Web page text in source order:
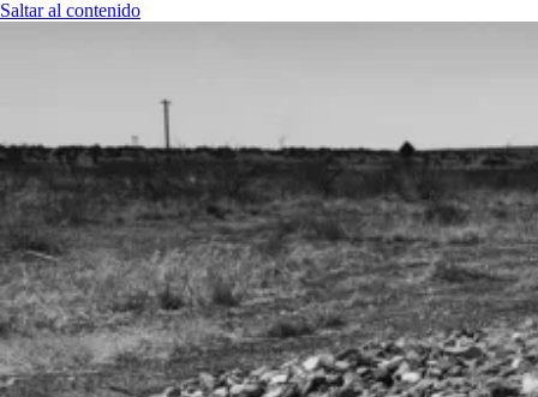
Saltar al contenido